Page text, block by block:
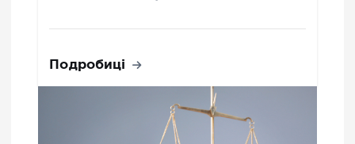
Подробиці